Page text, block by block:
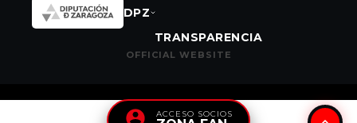
ACCESO SOCIOS
DPZ
TRANSPARENCIA
OFFICIAL WEBSITE